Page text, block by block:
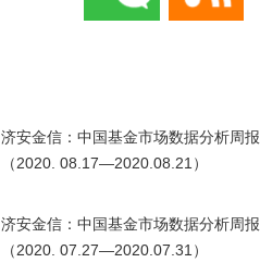
济安金信：中国基金市场数据分析周报
（2020. 08.17—2020.08.21）
济安金信：中国基金市场数据分析周报
（2020. 07.27—2020.07.31）